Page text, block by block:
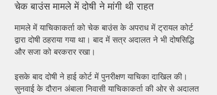
चेक बाउंस मामले में दोषी ने मांगी थी राहत
मामले में याचिकाकर्ता को चेक बाउंस के अपराध में ट्रायल कोर्ट
द्वारा दोषी ठहराया गया था। बाद में सत्र अदालत ने भी दोषसिद्धि
और सजा को बरकरार रखा।
इसके बाद दोषी ने हाई कोर्ट में पुनरीक्षण याचिका दाखिल की।
सुनवाई के दौरान अंबाला निवासी याचिकाकर्ता की ओर से अदालत